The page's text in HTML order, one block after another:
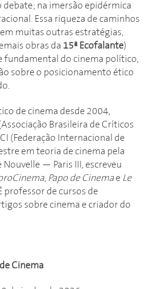
na imersão epidérmica
Essa riqueza de caminhos
muitas outras estratégias,
obras da 15ª Ecofalante)
fundamental do cinema político,
sobre o posicionamento ético
de cinema desde 2004,
Brasileira de Críticos
(Federação Internacional de
em teoria de cinema pela
— Paris III, escreveu
, Papo de Cinemae Le
professor de cursos de
sobre cinema e criador do
Cinema